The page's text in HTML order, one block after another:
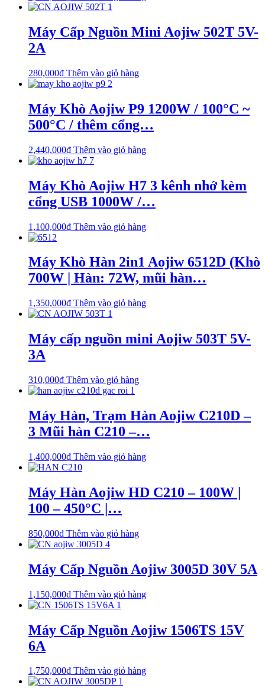
Máy Cấp Nguồn Mini Aojiw 502T 5V-
2A
280,000₫ Thêm vào giỏ hàng
Máy Khò Aojiw P9 1200W / 100°C ~
500°C / thêm cổng…
2,440,000₫ Thêm vào giỏ hàng
Máy Khò Aojiw H7 3 kênh nhớ kèm
cổng USB 1000W /…
1,100,000₫ Thêm vào giỏ hàng
Máy Khò Hàn 2in1 Aojiw 6512D (Khò
700W | Hàn: 72W, mũi hàn…
1,350,000₫ Thêm vào giỏ hàng
Máy cấp nguồn mini Aojiw 503T 5V-
3A
310,000₫ Thêm vào giỏ hàng
Máy Hàn, Trạm Hàn Aojiw C210D –
3 Mũi hàn C210 –…
1,400,000₫ Thêm vào giỏ hàng
Máy Hàn Aojiw HD C210 – 100W |
100 – 450°C |…
850,000₫ Thêm vào giỏ hàng
Máy Cấp Nguồn Aojiw 3005D 30V 5A
1,150,000₫ Thêm vào giỏ hàng
Máy Cấp Nguồn Aojiw 1506TS 15V
6A
1,750,000₫ Thêm vào giỏ hàng